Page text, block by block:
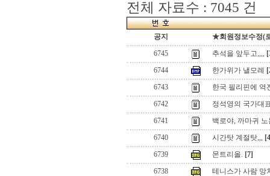
전체 자료수 : 7045 건
공지
★회원정보수정(
6745
추석을 앞두고,,,,
6744
한가위가 낼모레
6743
한국 필리핀에 역
6742
정석영의 국가대
6741
백로야, 까마귀
6740
시간탓 계절탓,,,
6739
몬트리올. [7]
6738
테니스가 사람 망